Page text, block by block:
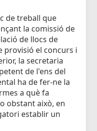
de treball que
la comissió de
de llocs de
provisió el concurs i
la secretaria
de l'ens del
ha de fer-ne la
a què fa
obstant això, en
establir un